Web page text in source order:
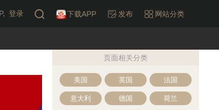
登录 下载APP 发布 网站分类
页面相关分类
美国 英国 法国
意大利 德国 荷兰